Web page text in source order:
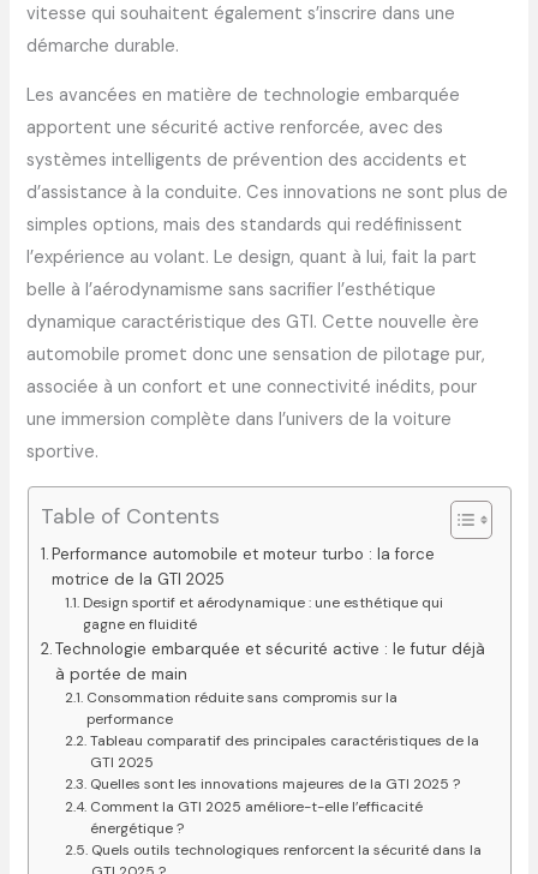
vitesse qui souhaitent également s’inscrire dans une
démarche durable.
Les avancées en matière de technologie embarquée
apportent une sécurité active renforcée, avec des
systèmes intelligents de prévention des accidents et
d’assistance à la conduite. Ces innovations ne sont plus de
simples options, mais des standards qui redéfinissent
l’expérience au volant. Le design, quant à lui, fait la part
belle à l’aérodynamisme sans sacrifier l’esthétique
dynamique caractéristique des GTI. Cette nouvelle ère
automobile promet donc une sensation de pilotage pur,
associée à un confort et une connectivité inédits, pour
une immersion complète dans l’univers de la voiture
sportive.
Table of Contents
Performance automobile et moteur turbo : la force
motrice de la GTI 2025
Design sportif et aérodynamique : une esthétique qui
gagne en fluidité
Technologie embarquée et sécurité active : le futur déjà
à portée de main
Consommation réduite sans compromis sur la
performance
Tableau comparatif des principales caractéristiques de la
GTI 2025
Quelles sont les innovations majeures de la GTI 2025 ?
Comment la GTI 2025 améliore-t-elle l’efficacité
énergétique ?
Quels outils technologiques renforcent la sécurité dans la